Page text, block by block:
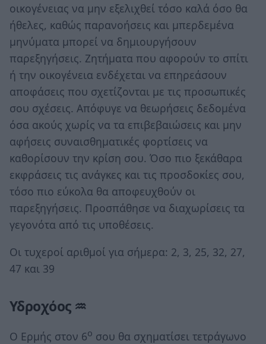
οικογένειας να μην εξελιχθεί τόσο καλά όσο θα
ήθελες, καθώς παρανοήσεις και μπερδεμένα
μηνύματα μπορεί να δημιουργήσουν
παρεξηγήσεις. Ζητήματα που αφορούν το σπίτι
ή την οικογένεια ενδέχεται να επηρεάσουν
αποφάσεις που σχετίζονται με τις προσωπικές
σου σχέσεις. Απόφυγε να θεωρήσεις δεδομένα
όσα ακούς χωρίς να τα επιβεβαιώσεις και μην
αφήσεις συναισθηματικές φορτίσεις να
καθορίσουν την κρίση σου. Όσο πιο ξεκάθαρα
εκφράσεις τις ανάγκες και τις προσδοκίες σου,
τόσο πιο εύκολα θα αποφευχθούν οι
παρεξηγήσεις. Προσπάθησε να διαχωρίσεις τα
γεγονότα από τις υποθέσεις.
Οι τυχεροί αριθμοί για σήμερα: 2, 3, 25, 32, 27,
47 και 39
Υδροχόος ♒
Ο Ερμής στον 6ο σου θα σχηματίσει τετράγωνο